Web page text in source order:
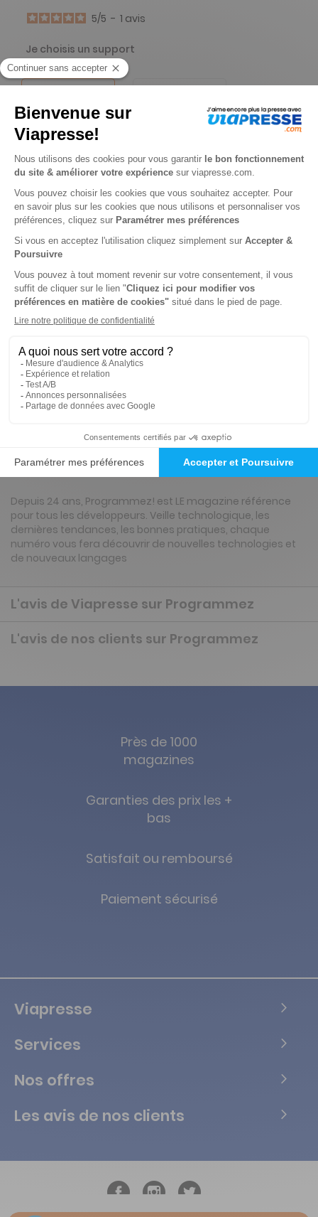
5/5 - 1 avis
Je choisis un support
Je choisis une durée
Abonnement 1 an
10 n° • Papier + Version digitale offerte
46€75 Tarif Kiosque : 69€
Tarif France métropolitaine
Renouvellement à date d’anniversaire
-50%
Abonnement Durée libre
Papier + Version digitale offerte
3€45 Tarif Kiosque :
Prix par n° pendant 6 mois, puis 6,90 € par n°
Tarif France métropolitaine
Présentation du magazine Programmez
Depuis 24 ans, Programmez! est LE magazine référence
pour tous les développeurs. Veille technologique, les
dernières tendances, les bonnes pratiques, chaque
numéro vous fera découvrir de nouvelles technologies et
de nouveaux langages
L'avis de Viapresse sur Programmez
L'avis de nos clients sur Programmez
Près de 1000
magazines
Garanties des prix les +
bas
Satisfait ou remboursé
Paiement sécurisé
Viapresse
Services
Nos offres
Les avis de nos clients